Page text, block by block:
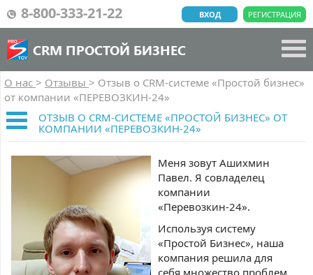
8-800-333-21-22 РЕГИСТРАЦИЯ
ВХОД
CRM ПРОСТОЙ БИЗНЕС
О нас > Отзывы > Отзыв о CRM-системе «Простой бизнес»
от компании «ПЕРЕВОЗКИН-24»
ОТЗЫВ О CRM-СИСТЕМЕ «ПРОСТОЙ БИЗНЕС» ОТ
КОМПАНИИ «ПЕРЕВОЗКИН-24»
Меня зовут Ашихмин
Павел. Я совладелец
компании
«Перевозкин-24».
Используя систему
«Простой Бизнес», наша
компания решила для
себя множество проблем